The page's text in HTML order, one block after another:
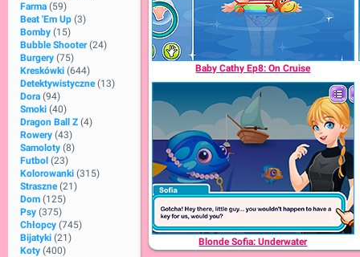
Farma (59)
Beat 'em Up (3)
Bomby (15)
Bubble Shooter (24)
Burgery (75)
Kreskówki (644)
Detektywistyczne (13)
Dora (94)
Smoki (40)
Dragon Ball Z (4)
Rowery (43)
Samoloty (8)
Futbol (23)
Kolorowanki (315)
Straszne (21)
Dom (125)
Psy (375)
Chłopcy (745)
Bijatyki (21)
Koty (400)
Baby Cathy Ep8: On Cruise
Blonde Sofia: Underwater